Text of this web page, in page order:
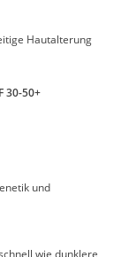
Hautalterung
30-50+
und
wie dunklere